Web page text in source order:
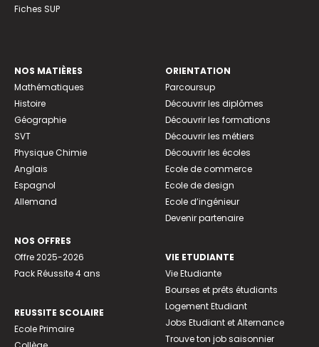
Fiches SUP
NOS MATIÈRES
Mathématiques
Histoire
Géographie
SVT
Physique Chimie
Anglais
Espagnol
Allemand
NOS OFFRES
Offre 2025-2026
Pack Réussite 4 ans
REUSSITE SCOLAIRE
Ecole Primaire
ORIENTATION
Parcoursup
Découvrir les diplômes
Découvrir les formations
Découvrir les métiers
Découvrir les écoles
Ecole de commerce
Ecole de design
Ecole d’ingénieur
Devenir partenaire
VIE ETUDIANTE
Vie Etudiante
Bourses et prêts étudiants
Logement Etudiant
Jobs Etudiant et Alternance
Trouve ton job saisonnier